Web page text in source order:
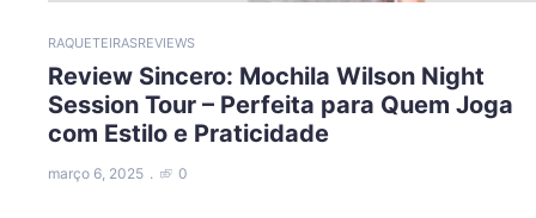
RAQUETEIRASREVIEWS
Review Sincero: Mochila Wilson Night
Session Tour – Perfeita para Quem Joga
com Estilo e Praticidade
março 6, 2025 0